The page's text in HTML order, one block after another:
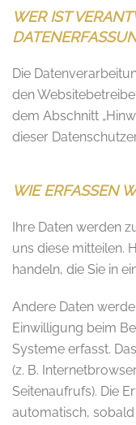
WER IST
Die
den
dem Abschnitt
dieser
WIE ERFASSEN
Ihre Daten werden
uns diese mitteilen.
handeln, die Sie in
Andere Daten
Einwilligung beim
Systeme erfasst.
(z. B.
Seitenaufrufs). Die
automatisch, sobald